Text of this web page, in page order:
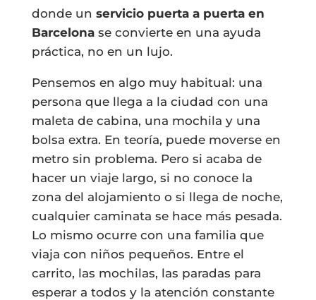
donde un servicio puerta a puerta en
Barcelonase convierte en una ayuda
práctica, no en un lujo.
Pensemos en algo muy habitual: una
persona que llega a la ciudad con una
maleta de cabina, una mochila y una
bolsa extra. En teoría, puede moverse en
metro sin problema. Pero si acaba de
hacer un viaje largo, si no conoce la
zona del alojamiento o si llega de noche,
cualquier caminata se hace más pesada.
Lo mismo ocurre con una familia que
viaja con niños pequeños. Entre el
carrito, las mochilas, las paradas para
esperar a todos y la atención constante